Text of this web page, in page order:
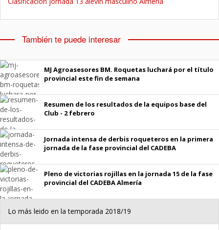
También te puede interesar
MJ Agroasesores BM. Roquetas luchará por el título
provincial este fin de semana
Resumen de los resultados de la equipos base del
Club - 2 febrero
Jornada intensa de derbis roqueteros en la primera
jornada de la fase provincial del CADEBA
Pleno de victorias rojillas en la jornada 15 de la fase
provincial del CADEBA Almería
Lo más leido en la temporada 2018/19